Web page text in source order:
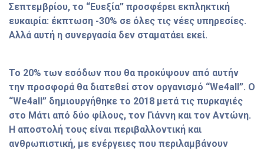
Σεπτεμβρίου, το “Ευεξία” προσφέρει εκπληκτική
ευκαιρία: έκπτωση -30% σε όλες τις νέες υπηρεσίες.
Αλλά αυτή η συνεργασία δεν σταματάει εκεί.
Το 20% των εσόδων που θα προκύψουν από αυτήν
την προσφορά θα διατεθεί στον οργανισμό “We4all”. Ο
“We4all” δημιουργήθηκε το 2018 μετά τις πυρκαγιές
στο Μάτι από δύο φίλους, τον Γιάννη και τον Αντώνη.
Η αποστολή τους είναι περιβαλλοντική και
ανθρωπιστική, με ενέργειες που περιλαμβάνουν